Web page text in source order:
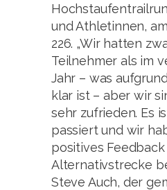
und Athletinnen,
226. „Wir hatten
Teilnehmer als im
Jahr – was
klar ist – aber wir
sehr zufrieden. Es
passiert und wir
positives Feedback
Alternativstrecke
Steve Auch, der